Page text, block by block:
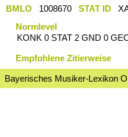
BMLO 1008670 STAT ID
Normlevel
KONK 0 STAT 2 GND 0
Empfohlene Zitierweise
Bayerisches Musiker-Lexikon